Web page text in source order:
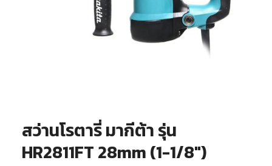
สว่านโรตารี่ มากีต้า รุ่น
HR2811FT 28mm (1-1/8″)